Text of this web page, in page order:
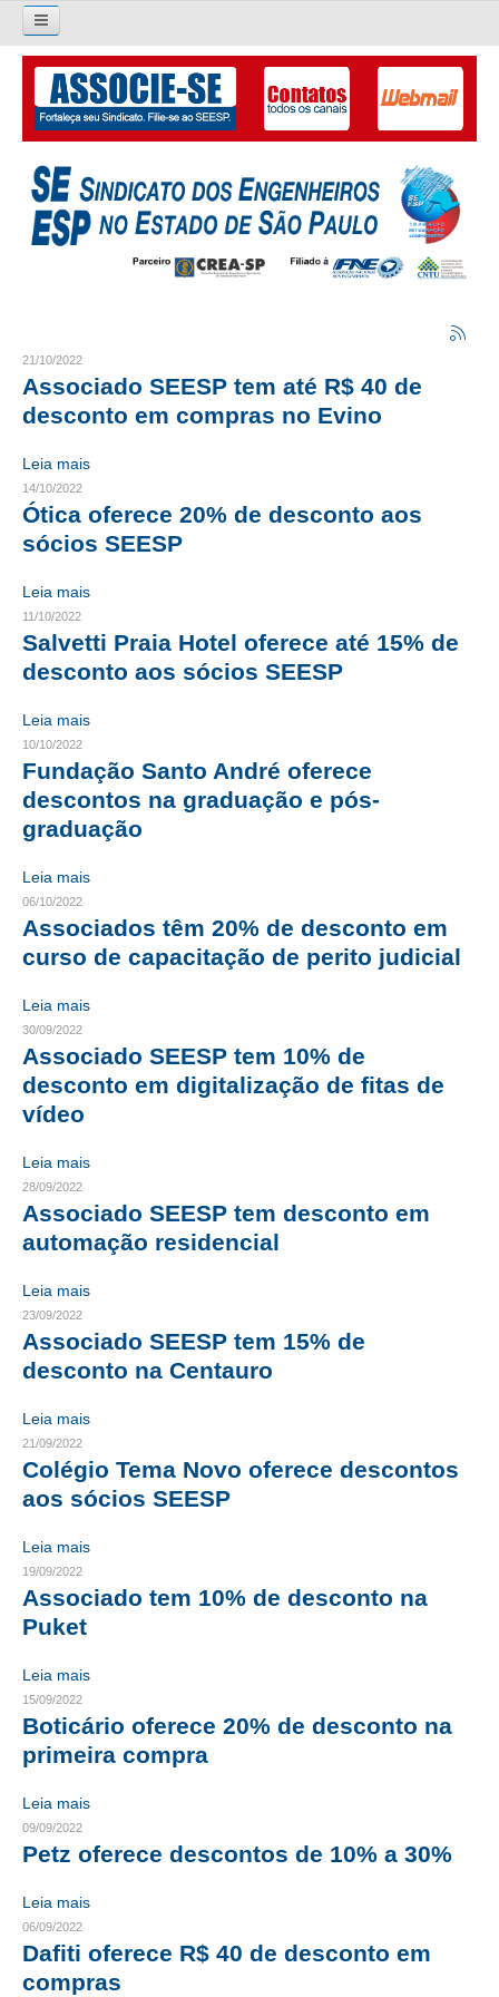
Pesquisar...
O SINDICATO
APRESENTAÇÃO
PALAVRA DO PRESIDENTE
LIVRO GESTÃO 2026-2029
ORGANOGRAMA
CRESCE BRASIL
CONSELHO TECNOLÓGICO
COMPOSIÇÃO
CONSELHOS ASSESSORES
PERSONALIDADES DA TECNOLOGIA
NÚCLEO DA MULHER ENGENHEIRA
JURÍDICO
CONSULTORIA
CONTRIBUIÇÕES
CONTRIBUIÇÃO ASSISTENCIAL
REVISÃO DE APOSENTADORIA
FGTS CORREÇÃO
LEI 5.194/1966 – REGULAMENTAÇÃO DA PROFISSÃO
LEI 6.496/1977 – ART
RES 1.002/2002 – CÓDIGO DE ÉTICA
HOMOLOGAÇÕES
PISO SALARIAL
FIQUE POR DENTRO
OPORTUNIDADES
APRESENTAÇÃO
EMPREGO E ESTÁGIO
CARREIRA
AUTÔNOMOS E SERVIÇOS
NEWSLETTER
21/10/2022
Associado SEESP tem até R$ 40 de
desconto em compras no Evino
Leia mais
14/10/2022
Ótica oferece 20% de desconto aos
sócios SEESP
Leia mais
11/10/2022
Salvetti Praia Hotel oferece até 15% de
desconto aos sócios SEESP
Leia mais
10/10/2022
Fundação Santo André oferece
descontos na graduação e pós-
graduação
Leia mais
06/10/2022
Associados têm 20% de desconto em
curso de capacitação de perito judicial
Leia mais
30/09/2022
Associado SEESP tem 10% de
desconto em digitalização de fitas de
vídeo
Leia mais
28/09/2022
Associado SEESP tem desconto em
automação residencial
Leia mais
23/09/2022
Associado SEESP tem 15% de
desconto na Centauro
Leia mais
21/09/2022
Colégio Tema Novo oferece descontos
aos sócios SEESP
Leia mais
19/09/2022
Associado tem 10% de desconto na
Puket
Leia mais
15/09/2022
Boticário oferece 20% de desconto na
primeira compra
Leia mais
09/09/2022
Petz oferece descontos de 10% a 30%
Leia mais
06/09/2022
Dafiti oferece R$ 40 de desconto em
compras